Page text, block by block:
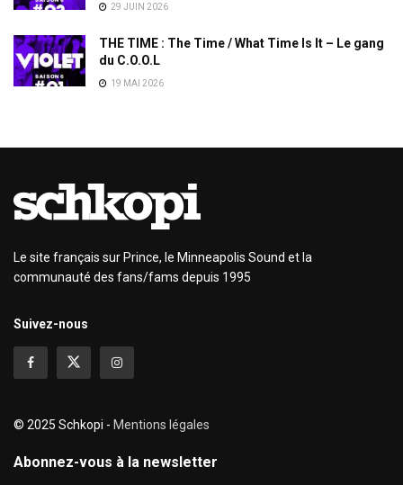
29 JUIN 2026
THE TIME : The Time / What Time Is It – Le gang
du C.O.O.L
19 MAI 2026
Le site français sur Prince, le Minneapolis Sound et la
communauté des fans/fams depuis 1995
Suivez-nous
© 2025 Schkopi - Mentions légales
Abonnez-vous à la newsletter